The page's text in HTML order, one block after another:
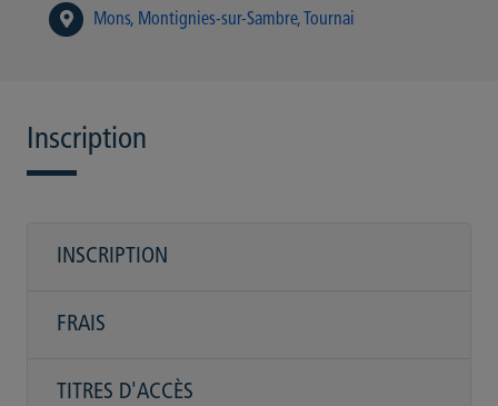
Mons Montignies-sur-Sambre Tournai
Inscription
INSCRIPTION
FRAIS
TITRES D'ACCÈS